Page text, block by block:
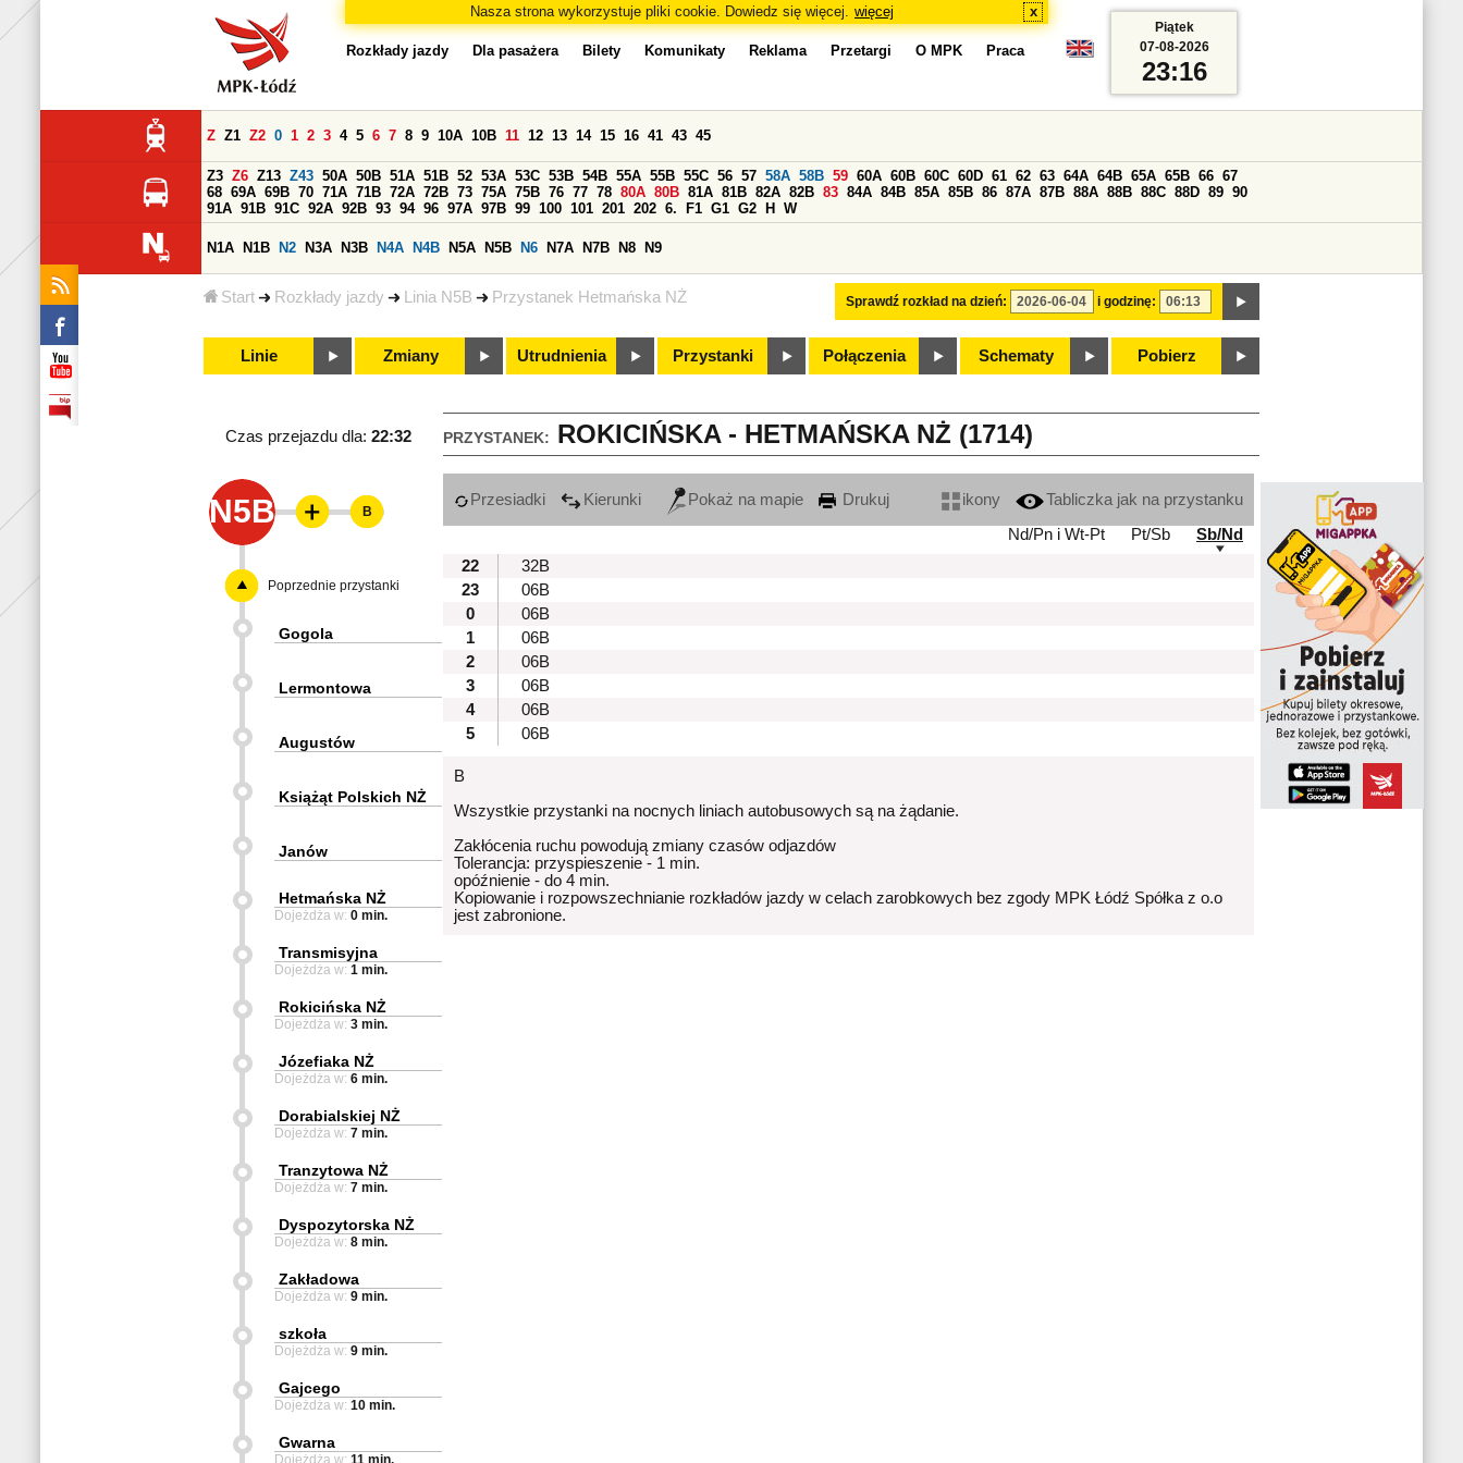
Nasza strona wykorzystuje pliki cookie. Dowiedz się więcej. więcej x
Start Rozkłady jazdy Linia N5B Przystanek Hetmańska NŻ
Rozkłady jazdy Dla pasażera Bilety Komunikaty Reklama Przetargi O MPK Praca
Sprawdź rozkład na dzień: i godzinę:
Z Z1 Z2 0 1 2 3 4 5 6 7 8 9 10A 10B 11 12 13 14 15 16 41 43 45
Z3 Z6 Z13 Z43 50A 50B 51A 51B 52 53A 53C 53B 54B 55A 55B 55C 56 57 58A 58B 59 60A 60B 60C 60D 61 62 63 64A 64B 65A 65B 66 67
68 69A 69B 70 71A 71B 72A 72B 73 75A 75B 76 77 78 80A 80B 81A 81B 82A 82B 83 84A 84B 85A 85B 86 87A 87B 88A 88B 88C 88D 89 90
91A 91B 91C 92A 92B 93 94 96 97A 97B 99 100 101 201 202 6. F1 G1 G2 H W
N1A N1B N2 N3A N3B N4A N4B N5A N5B N6 N7A N7B N8 N9
Linie Zmiany Utrudnienia Przystanki Połączenia Schematy Pobierz
Piątek
07-08-2026
23:16
PRZYSTANEK: ROKICIŃSKA - HETMAŃSKA NŻ (1714)
Czas przejazdu dla: 22:32
N5B Przesiadki Kierunki Pokaż na mapie Drukuj ikony
Tabliczka jak na przystanku
Nd/Pn i Wt-Pt
Pt/Sb
Sb/Nd
22
32B
23
06B
0
06B
1
06B
2
06B
3
06B
4
06B
5
06B
B
Wszystkie przystanki na nocnych liniach autobusowych są na żądanie.
Zakłócenia ruchu powodują zmiany czasów odjazdów
Tolerancja: przyspieszenie - 1 min.
opóźnienie - do 4 min.
Kopiowanie i rozpowszechnianie rozkładów jazdy w celach zarobkowych bez zgody MPK Łódź Spółka z o.o
jest zabronione.
B
Poprzednie przystanki
Gogola
Lermontowa
Augustów
Książąt Polskich NŻ
Janów
Hetmańska NŻ
Dojeżdża w: 0 min.
Transmisyjna
Dojeżdża w: 1 min.
Rokicińska NŻ
Dojeżdża w: 3 min.
Józefiaka NŻ
Dojeżdża w: 6 min.
Dorabialskiej NŻ
Dojeżdża w: 7 min.
Tranzytowa NŻ
Dojeżdża w: 7 min.
Dyspozytorska NŻ
Dojeżdża w: 8 min.
Zakładowa
Dojeżdża w: 9 min.
szkoła
Dojeżdża w: 9 min.
Gajcego
Dojeżdża w: 10 min.
Gwarna
Dojeżdża w: 11 min.